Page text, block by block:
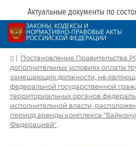
Актуальные документы по
ЗАКОНЫ, КОДЕКСЫ И
НОРМАТИВНО-ПРАВОВЫЕ АКТЫ
РОССИЙСКОЙ ФЕДЕРАЦИИ
| Постановление Правительства
дополнительных условиях оплаты
замещающих должности, не
федеральной государственной
территориальных органов
исполнительной власти,
период аренды комплекса
Федерацией"